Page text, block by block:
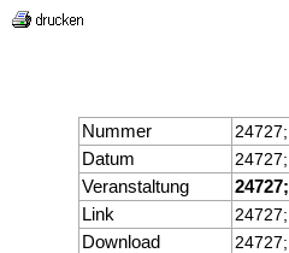
Nummer 24727;
Datum 24727;
Veranstaltung
24727;
Link
24727;
Download 24727;